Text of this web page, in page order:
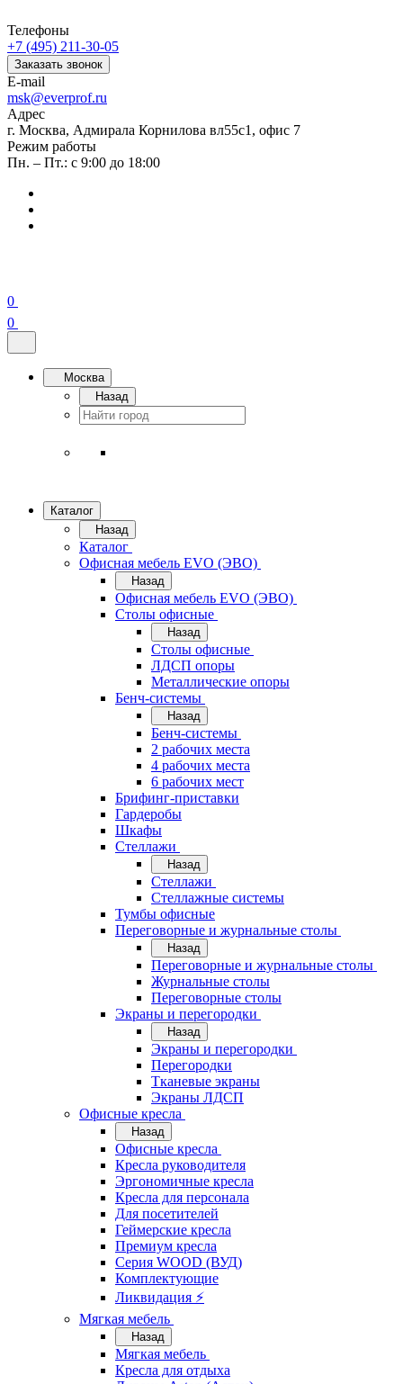
Телефоны
+7 (495) 211-30-05
Заказать звонок
E-mail
msk@everprof.ru
Адрес
г. Москва, Адмирала Корнилова вл55с1, офис 7
Режим работы
Пн. – Пт.: с 9:00 до 18:00
0
0
Москва
Назад
Каталог
Назад
Каталог
Офисная мебель EVO (ЭВО)
Назад
Офисная мебель EVO (ЭВО)
Cтолы офисные
Назад
Cтолы офисные
ЛДСП опоры
Металлические опоры
Бенч-системы
Назад
Бенч-системы
2 рабочих места
4 рабочих места
6 рабочих мест
Брифинг-приставки
Гардеробы
Шкафы
Стеллажи
Назад
Стеллажи
Стеллажные системы
Тумбы офисные
Переговорные и журнальные столы
Назад
Переговорные и журнальные столы
Журнальные столы
Переговорные столы
Экраны и перегородки
Назад
Экраны и перегородки
Перегородки
Тканевые экраны
Экраны ЛДСП
Офисные кресла
Назад
Офисные кресла
Кресла руководителя
Эргономичные кресла
Кресла для персонала
Для посетителей
Геймерские кресла
Премиум кресла
Серия WOOD (ВУД)
Комплектующие
Ликвидация ⚡
Мягкая мебель
Назад
Мягкая мебель
Кресла для отдыха